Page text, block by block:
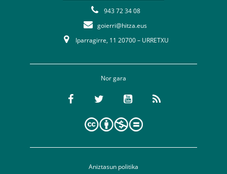
943 72 34 08
goierri@hitza.eus
Iparragirre, 11 20700 – URRETXU
Nor gara
Aniztasun politika